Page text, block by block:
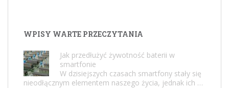
WPISY WARTE PRZECZYTANIA
Jak przedłużyć żywotność baterii w
smartfonie
W dzisiejszych czasach smartfony stały się
nieodłącznym elementem naszego życia, jednak ich …